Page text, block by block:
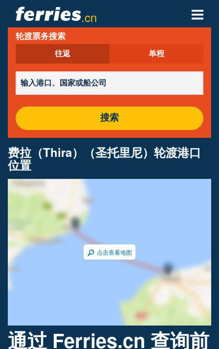
.cn
轮渡公司
轮渡目的地
轮渡航线
轮渡港口
管理预定
轮渡票务搜索
往返 单程
搜索
费拉（Thira）（圣托里尼）轮渡港口
位置
点击查看地图
通过 Ferries.cn 查询前